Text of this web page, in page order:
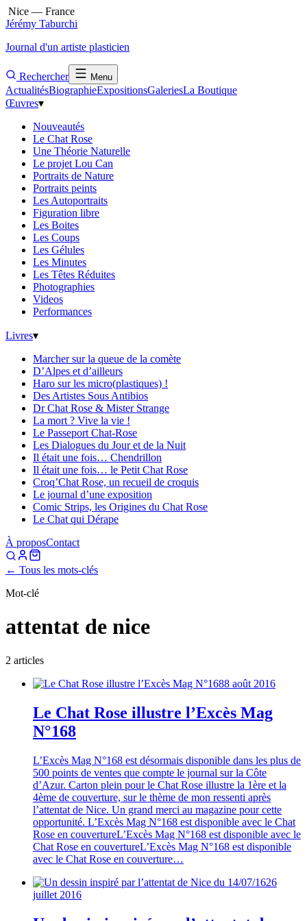
Nice — France
Jérémy Taburchi
Journal d'un artiste plasticien
Rechercher Menu
ActualitésBiographieExpositionsGaleriesLa Boutique
Œuvres▾
Nouveautés
Le Chat Rose
Une Théorie Naturelle
Le projet Lou Can
Portraits de Nature
Portraits peints
Les Autoportraits
Figuration libre
Les Boites
Les Coups
Les Gélules
Les Minutes
Les Têtes Réduites
Photographies
Videos
Performances
Livres▾
Marcher sur la queue de la comète
D’Alpes et d’ailleurs
Haro sur les micro(plastiques) !
Des Artistes Sous Antibios
Dr Chat Rose & Mister Strange
La mort ? Vive la vie !
Le Passeport Chat-Rose
Les Dialogues du Jour et de la Nuit
Il était une fois… Chendrillon
Il était une fois… le Petit Chat Rose
Croq’Chat Rose, un recueil de croquis
Le journal d’une exposition
Comic Strips, les Origines du Chat Rose
Le Chat qui Dérape
À proposContact
← Tous les mots-clés
Mot-clé
attentat de nice
2 articles
8 août 2016
Le Chat Rose illustre l’Excès Mag
N°168
L’Excès Mag N°168 est désormais disponible dans les plus de
500 points de ventes que compte le journal sur la Côte
d’Azur. Carton plein pour le Chat Rose illustre la 1ère et la
4ème de couverture, sur le thème de mon ressenti après
l’attentat de Nice. Un grand merci au magazine pour cette
opportunité. L’Excès Mag N°168 est disponible avec le Chat
Rose en couvertureL’Excès Mag N°168 est disponible avec le
Chat Rose en couvertureL’Excès Mag N°168 est disponible
avec le Chat Rose en couverture…
26
juillet 2016